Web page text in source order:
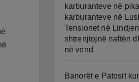
karburanteve në
karburanteve në
Tensionet në
shtrenjtojnë naftën
në vend
Banorët e Patosit